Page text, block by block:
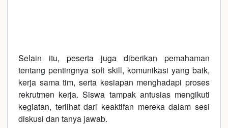
Selain itu, peserta juga diberikan pemahaman
tentang pentingnya soft skill, komunikasi yang baik,
kerja sama tim, serta kesiapan menghadapi proses
rekrutmen kerja. Siswa tampak antusias mengikuti
kegiatan, terlihat dari keaktifan mereka dalam sesi
diskusi dan tanya jawab.